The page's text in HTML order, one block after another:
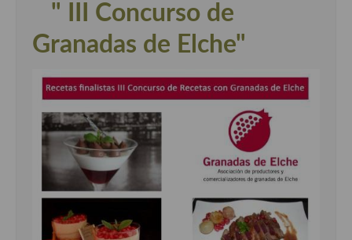
" III Concurso de
Granadas de Elche"